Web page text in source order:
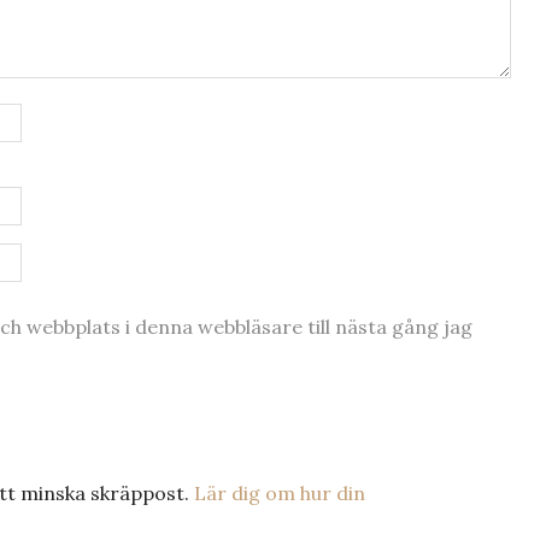
webbplats i denna webbläsare till nästa gång jag
minska skräppost. Lär dig om hur din